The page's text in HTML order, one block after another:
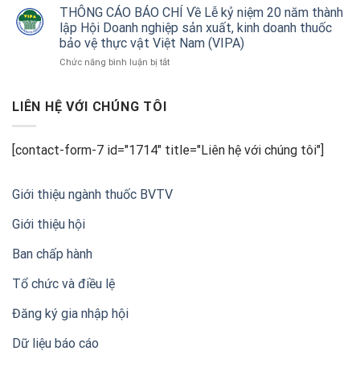
và
nhà
nông
vật
để
nâng
nông
Hai
thập
kỷ
đồng
hành
THÔNG CÁO BÁO CHÍ Về Lễ kỷ niệm 20 năm thành
lập Hội Doanh nghiệp sản xuất, kinh doanh thuốc
bảo vệ thực vật Việt Nam (VIPA)
Chức năng bình luận bị tắtở
Lễ
kỷ
năm
LIÊN HỆ VỚI CHÚNG TÔI
[contact-form-7 id="1714" title="Liên hệ với chúng tôi"]
Giới thiệu ngành thuốc BVTV
Giới thiệu hội
Ban chấp hành
Tổ chức và điều lệ
Đăng ký gia nhập hội
Dữ liệu báo cáo